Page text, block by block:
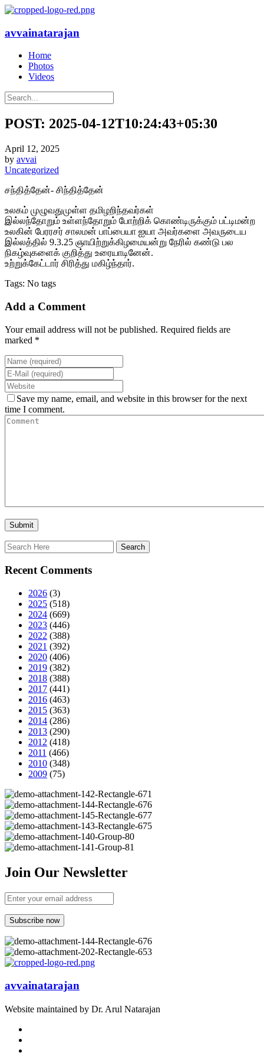
avvainatarajan
Home
Photos
Videos
POST: 2025-04-12T10:24:43+05:30
April 12, 2025
by avvai
Uncategorized
சந்தித்தேன்- சிந்தித்தேன்
உலகம் முழுவதுமுள்ள தமிழறிந்தவர்கள்
இல்லந்தோறும் உள்ளந்தோறும் போற்றிக் கொண்டிருக்கும் பட்டிமன்ற
உலகின் பேரரசர் சாலமன் பாப்பையா ஐயா அவர்களை அவருடைய
இல்லத்தில் 9.3.25 ஞாயிற்றுக்கிழமையன்று நேரில் கண்டு பல
நிகழ்வுகளைக் குறித்து உரையாடினேன்.
உற்றுக்கேட்டார் சிரித்து மகிழ்ந்தார்.
Tags: No tags
Add a Comment
Your email address will not be published. Required fields are
marked *
Save my name, email, and website in this browser for the next
time I comment.
Recent Comments
2026 (3)
2025 (518)
2024 (669)
2023 (446)
2022 (388)
2021 (392)
2020 (406)
2019 (382)
2018 (388)
2017 (441)
2016 (463)
2015 (363)
2014 (286)
2013 (290)
2012 (418)
2011 (466)
2010 (348)
2009 (75)
Join Our Newsletter
avvainatarajan
Website maintained by Dr. Arul Natarajan